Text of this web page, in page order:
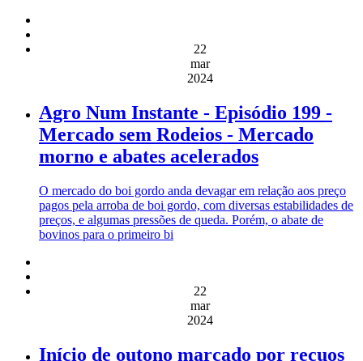
22
mar
2024
Agro Num Instante - Episódio 199 -
Mercado sem Rodeios - Mercado
morno e abates acelerados
O mercado do boi gordo anda devagar em relação aos preço
pagos pela arroba de boi gordo, com diversas estabilidades de
preços, e algumas pressões de queda. Porém, o abate de
bovinos para o primeiro bi
22
mar
2024
Início de outono marcado por recuos